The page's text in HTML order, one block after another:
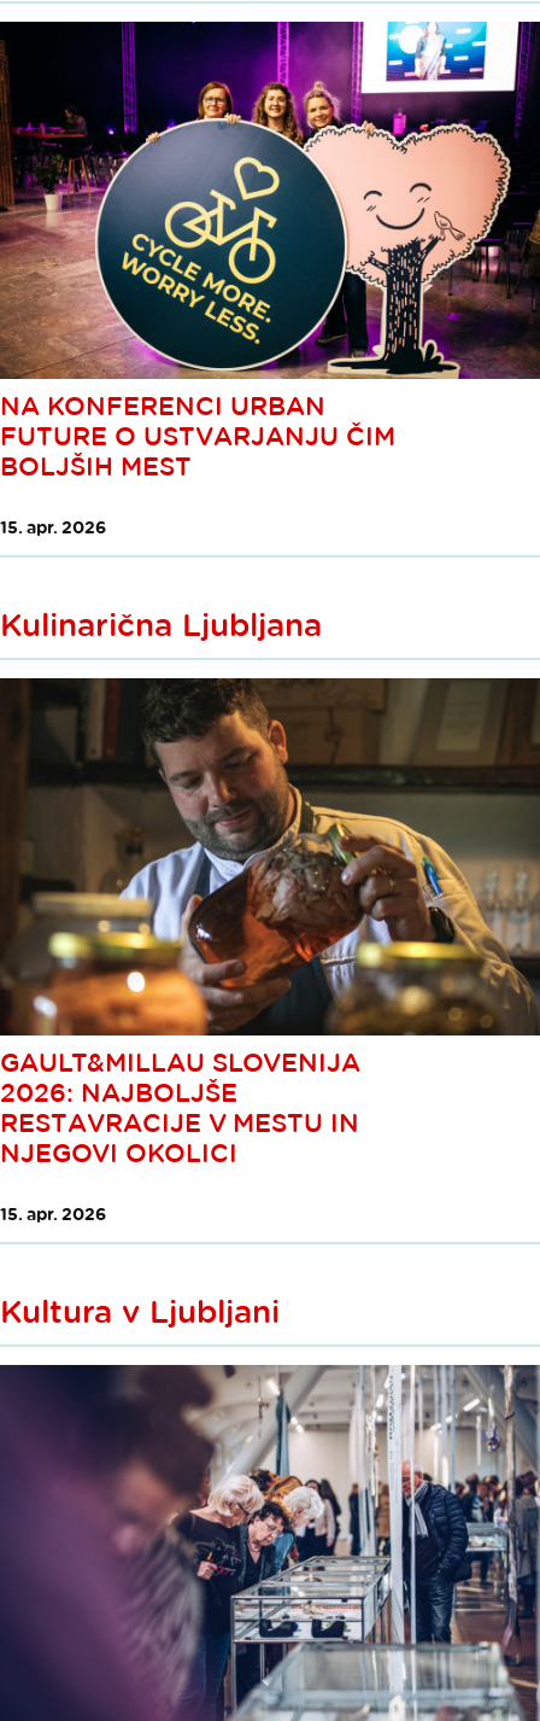
NA KONFERENCI URBAN
FUTURE O USTVARJANJU ČIM
BOLJŠIH MEST
15. apr. 2026
Kulinarična Ljubljana
GAULT&MILLAU SLOVENIJA
2026: NAJBOLJŠE
RESTAVRACIJE V MESTU IN
NJEGOVI OKOLICI
15. apr. 2026
Kultura v Ljubljani